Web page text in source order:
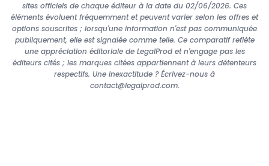
sites officiels de chaque éditeur à la date du 02/06/2026. Ces
éléments évoluent fréquemment et peuvent varier selon les offres et
options souscrites ; lorsqu'une information n'est pas communiquée
publiquement, elle est signalée comme telle. Ce comparatif reflète
une appréciation éditoriale de LegalProd et n'engage pas les
éditeurs cités ; les marques citées appartiennent à leurs détenteurs
respectifs. Une inexactitude ? Écrivez-nous à
contact@legalprod.com.